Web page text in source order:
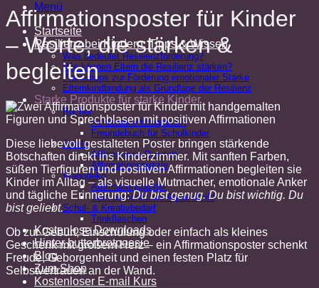
Menü
Startseite
Resilienz bei Kindern: Tipps & Wissen
Was bedeutet Resilienzförderung?
Wie können Eltern die Resilienz stärken?
Praxistipps zur Förderung emotionaler Stärke
Elternkindbindung als Grundlage der Resilienz
Starke Produkte für starke Kinder
Bücher
Achtsamkeitstagebuch
Freundebuch für Schulkinder
Spiele
Affirmations-Quartett
Affirmationspuzzle
Wanddeko
Affirmationsposter
Dein persönliches Aquarellbild
Schul- & Kreativbedarf
Trinkflaschen
Kostenlose Downloads
Hinter butterbrotpoesie
Blog
Zum Shop
Kostenloser E-mail Kurs
Affirmationsposter für Kinder
– Worte, die stärken &
begleiten
Diese liebevoll gestalteten Poster bringen stärkende
Botschaften direkt ins Kinderzimmer. Mit sanften Farben,
süßen Tierfiguren und positiven Affirmationen begleiten sie
Kinder im Alltag – als visuelle Mutmacher, emotionale Anker
und tägliche Erinnerung:Du bist genug. Du bist wichtig. Du
bist geliebt.
Ob zur Geburt, Einschulung oder einfach als kleines
Geschenk mit großem Herz – ein Affirmationsposter schenkt
Freude, Geborgenheit und einen festen Platz für
Selbstvertrauen an der Wand.